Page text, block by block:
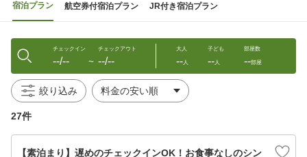
宿泊プラン 航空券付宿泊プラン JR付き宿泊プラン
チェックイン
--/-- 〜
チェックアウト
--/--
大人
--人
子ども
--人
部屋数
--部屋
絞り込み
27件
【素泊まり】遅めのチェックインOK！お食事なしのシン